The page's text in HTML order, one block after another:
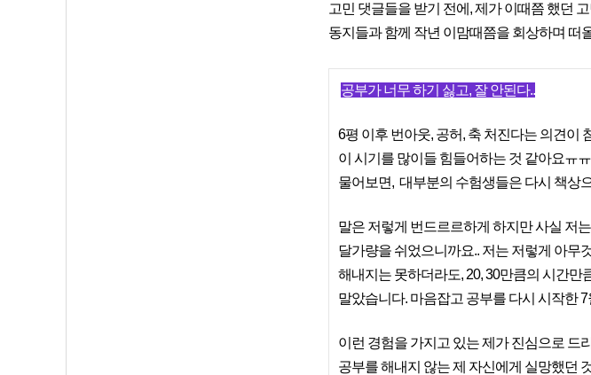
고민 댓글들을 받기 전에, 제가 이때쯤 했던
동지들과 함께 작년 이맘때쯤을 회상하며 떠
공부가 너무 하기 싫고, 잘 안된다..
6평 이후 번아웃, 공허, 축 처진다는 의견이
이 시기를 많이들 힘들어하는 것 같아요ㅠ
물어보면, 대부분의 수험생들은 다시 책상
말은 저렇게 번드르르하게 하지만 사실 저
달가량을 쉬었으니까요.. 저는 저렇게 아무
해내지는 못하더라도, 20, 30만큼의 시간만
말았습니다. 마음잡고 공부를 다시 시작한
이런 경험을 가지고 있는 제가 진심으로 드
공부를 해내지 않는 제 자신에게 실망했던